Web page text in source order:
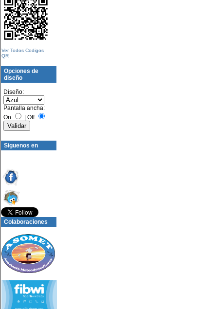
Ver Todos Codigos
QR
Opciones de
diseño
Diseño:
Pantalla ancha:
On
Off
Siguenos en
Colaboraciones